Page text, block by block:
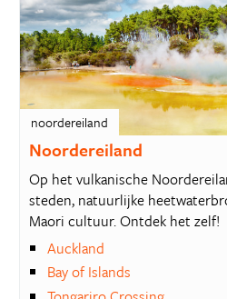
noordereiland
Noordereiland
Op het vulkanische
steden, natuurlijke
Maori cultuur. Ontdek het zelf!
Auckland
Bay of Islands